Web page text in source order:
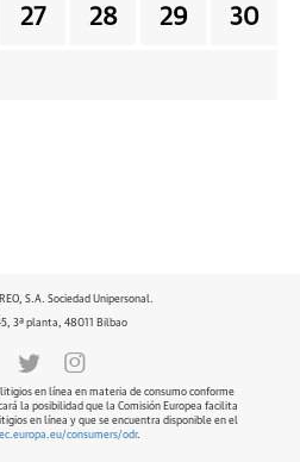
27 28 29 30
S.A. Sociedad Unipersonal.
3ª planta, 48011 Bilbao
en línea en materia de consumo conforme
la posibilidad que la Comisión Europea facilita
en línea y que se encuentra disponible en el
consumers/odr.